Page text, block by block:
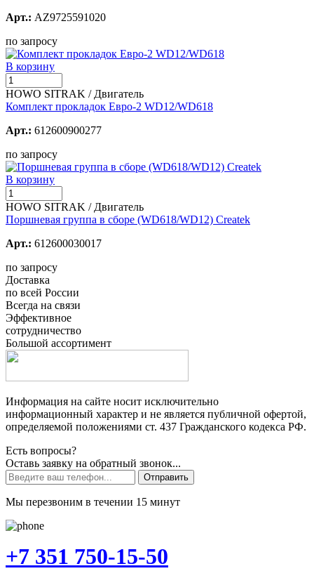
Арт.: AZ9725591020
по запросу
В корзину
HOWO SITRAK / Двигатель
Комплект прокладок Евро-2 WD12/WD618
Арт.: 612600900277
по запросу
В корзину
HOWO SITRAK / Двигатель
Поршневая группа в сборе (WD618/WD12) Createk
Арт.: 612600030017
по запросу
Доставка
по всей России
Всегда на связи
Эффективное
сотрудничество
Большой ассортимент
Информация на сайте носит исключительно
информационный характер и не является публичной офертой,
определяемой положениями ст. 437 Гражданского кодекса РФ.
Есть вопросы?
Оставь заявку на обратный звонок...
Отправить
Мы перезвоним в течении 15 минут
+7 351 750-15-50